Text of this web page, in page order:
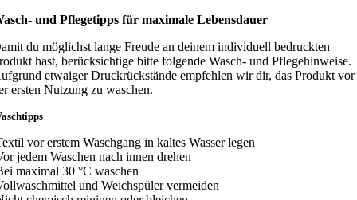
und Pflegetipps für maximale Lebensdauer
du möglichst lange Freude an deinem individuell bedruckten
hast, berücksichtige bitte folgende Wasch- und Pflegehinweise.
etwaiger Druckrückstände empfehlen wir dir, das Produkt vor
ersten Nutzung zu waschen.
vor erstem Waschgang in kaltes Wasser legen
jedem Waschen nach innen drehen
maximal 30 °C waschen
und Weichspüler vermeiden